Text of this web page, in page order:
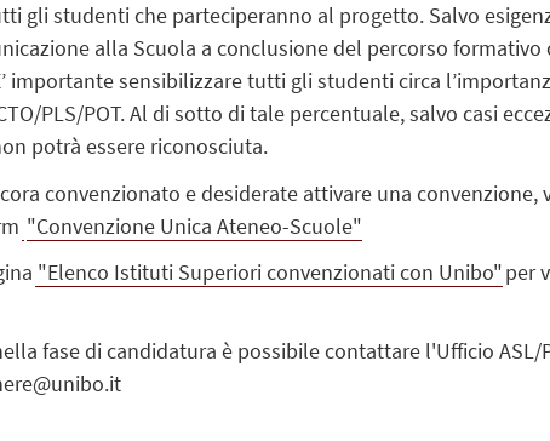
gli studenti che parteciperanno al progetto. Salvo
alla Scuola a conclusione del percorso
importante sensibilizzare tutti gli studenti circa
PLS/POT. Al di sotto di tale percentuale, salvo casi
potrà essere riconosciuta.
convenzionato e desiderate attivare una convenzione,
"Convenzione Unica Ateneo-Scuole"
"Elenco Istituti Superiori convenzionati con Unibo"per
fase di candidatura è possibile contattare l'Ufficio ASL/